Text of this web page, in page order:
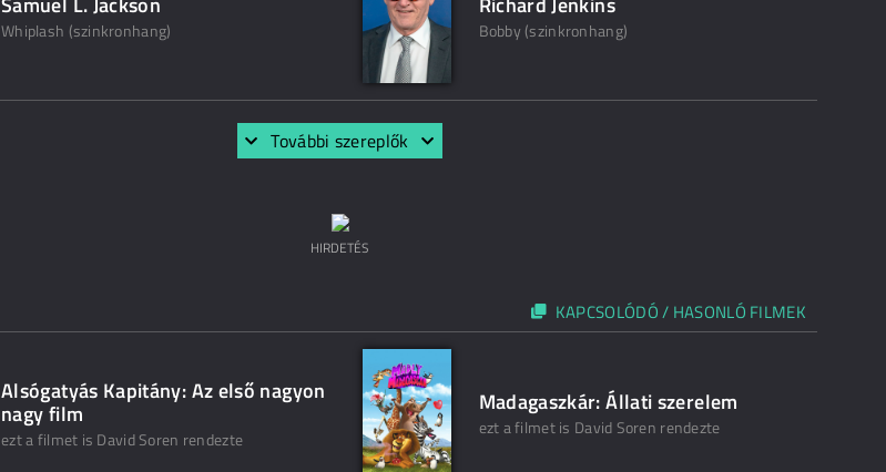
Whiplash (szinkronhang) Bobby (szinkronhang)
További szereplők
HIRDETÉS
KAPCSOLÓDÓ / HASONLÓ FILMEK
Alsógatyás Kapitány: Az első nagyon
nagy film
ezt a filmet is David Soren rendezte
Madagaszkár: Állati szerelem
ezt a filmet is David Soren rendezte